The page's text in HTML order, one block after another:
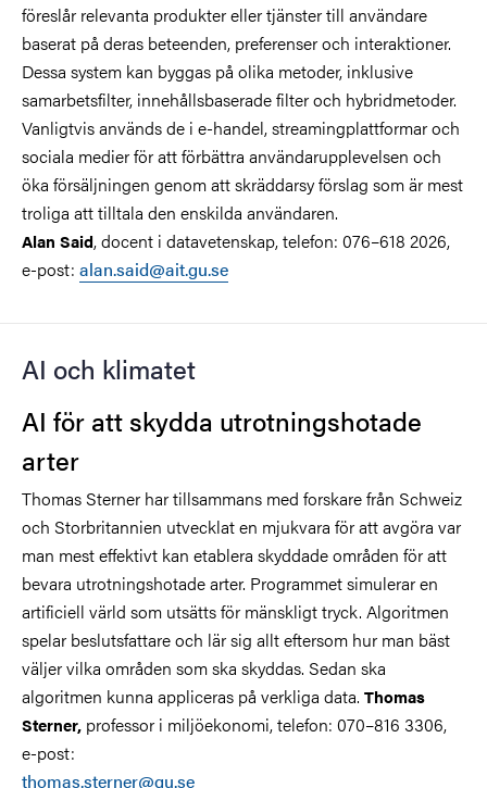
föreslår relevanta produkter eller tjänster till användare
baserat på deras beteenden, preferenser och interaktioner.
Dessa system kan byggas på olika metoder, inklusive
samarbetsfilter, innehållsbaserade filter och hybridmetoder.
Vanligtvis används de i e-handel, streamingplattformar och
sociala medier för att förbättra användarupplevelsen och
öka försäljningen genom att skräddarsy förslag som är mest
troliga att tilltala den enskilda användaren.
Alan Said, docent i datavetenskap, telefon: 076–618 2026,
e-post: alan.said@ait.gu.se
AI och klimatet
AI för att skydda utrotningshotade
arter
Thomas Sterner har tillsammans med forskare från Schweiz
och Storbritannien utvecklat en mjukvara för att avgöra var
man mest effektivt kan etablera skyddade områden för att
bevara utrotningshotade arter. Programmet simulerar en
artificiell värld som utsätts för mänskligt tryck. Algoritmen
spelar beslutsfattare och lär sig allt eftersom hur man bäst
väljer vilka områden som ska skyddas. Sedan ska
algoritmen kunna appliceras på verkliga data. Thomas
Sterner, professor i miljöekonomi, telefon: 070–816 3306,
e-post:
thomas.sterner@gu.se